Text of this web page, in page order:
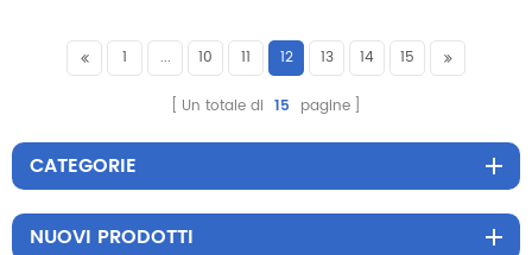
bellezza
dimagrimento del corpo.
1 ... 10 11 12 13 14 15
Un totale di 15 pagine
CATEGORIE
NUOVI PRODOTTI